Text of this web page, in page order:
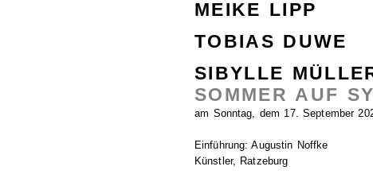
MEIKE LIPP
TOBIAS DUWE
SIBYLLE
SOMMER AUF
am Sonntag, dem 17. September
Einführung: Augustin Noffke
Künstler, Ratzeburg